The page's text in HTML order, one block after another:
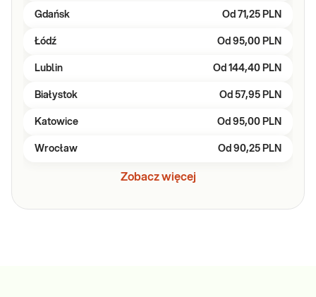
Gdańsk Od 71,25 PLN
Łódź Od 95,00 PLN
Lublin Od 144,40 PLN
Białystok Od 57,95 PLN
Katowice Od 95,00 PLN
Wrocław Od 90,25 PLN
Zobacz więcej